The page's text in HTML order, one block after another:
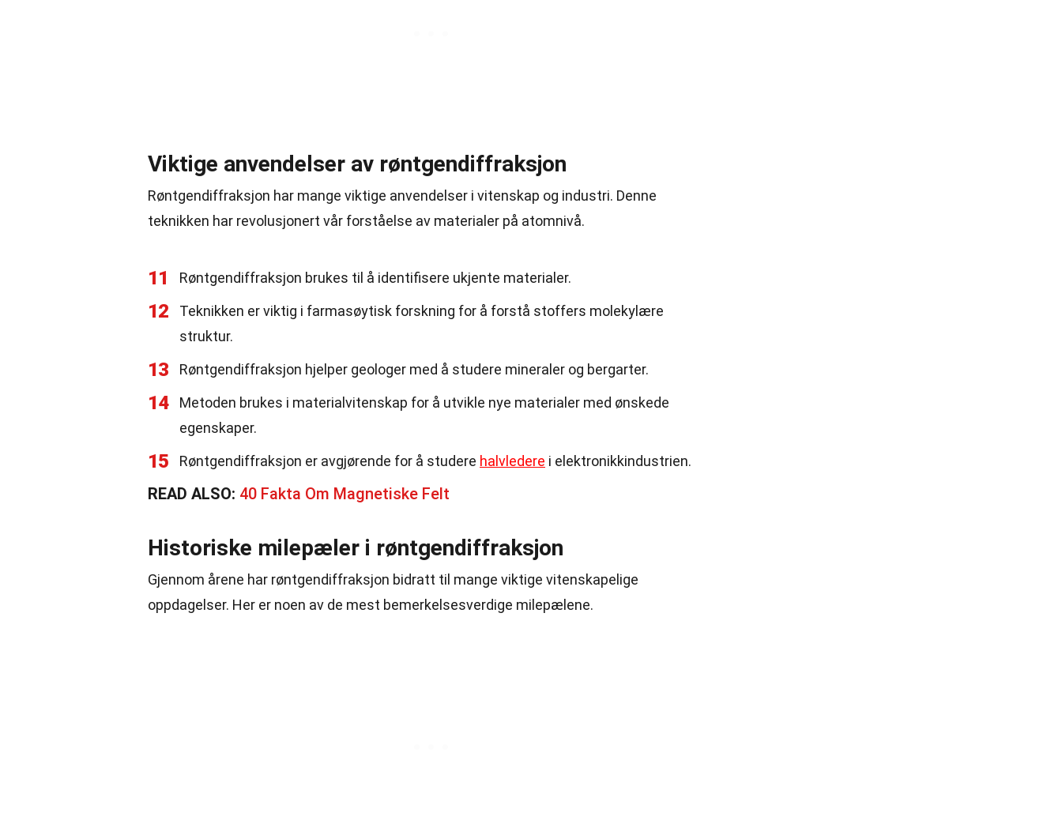
Viktige anvendelser av røntgendiffraksjon
Røntgendiffraksjon har mange viktige anvendelser i vitenskap og industri. Denne
teknikken har revolusjonert vår forståelse av materialer på atomnivå.
11 Røntgendiffraksjon brukes til å identifisere ukjente materialer.
12
Teknikken er viktig i farmasøytisk forskning for å forstå stoffers molekylære
struktur.
13 Røntgendiffraksjon hjelper geologer med å studere mineraler og bergarter.
14
Metoden brukes i materialvitenskap for å utvikle nye materialer med ønskede
egenskaper.
15 Røntgendiffraksjon er avgjørende for å studere halvledere i elektronikkindustrien.
READ ALSO: 40 Fakta Om Magnetiske Felt
Historiske milepæler i røntgendiffraksjon
Gjennom årene har røntgendiffraksjon bidratt til mange viktige vitenskapelige
oppdagelser. Her er noen av de mest bemerkelsesverdige milepælene.